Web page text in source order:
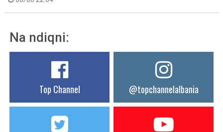
Na ndiqni:
Top Channel @topchannelalbania